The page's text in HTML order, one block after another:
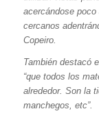
acercándose
cercanos
Copeiro.
También destacó
“que todos los
alrededor. Son la
manchegos, etc”.